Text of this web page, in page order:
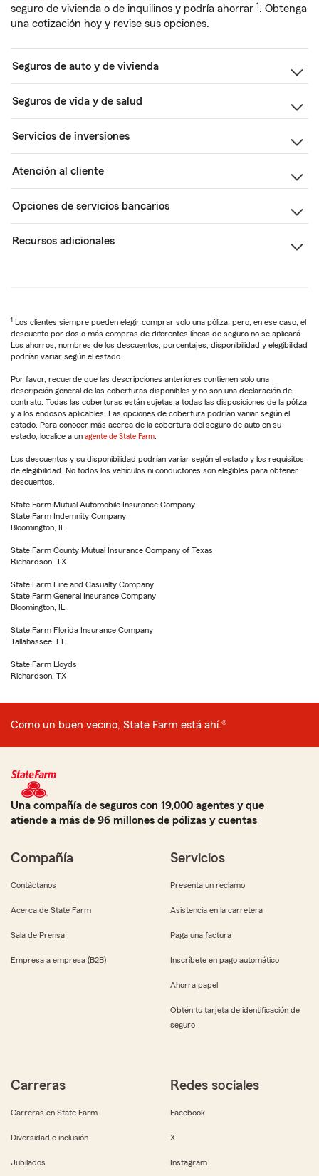
seguro de vivienda o de inquilinos y podría ahorrar 1. Obtenga
una cotización hoy y revise sus opciones.
Seguros de auto y de vivienda
Seguros de vida y de salud
Servicios de inversiones
Atención al cliente
Opciones de servicios bancarios
Recursos adicionales
1 Los clientes siempre pueden elegir comprar solo una póliza, pero, en ese caso, el
descuento por dos o más compras de diferentes líneas de seguro no se aplicará.
Los ahorros, nombres de los descuentos, porcentajes, disponibilidad y elegibilidad
podrían variar según el estado.
Por favor, recuerde que las descripciones anteriores contienen solo una
descripción general de las coberturas disponibles y no son una declaración de
contrato. Todas las coberturas están sujetas a todas las disposiciones de la póliza
y a los endosos aplicables. Las opciones de cobertura podrían variar según el
estado. Para conocer más acerca de la cobertura del seguro de auto en su
estado, localice a un agente de State Farm
Los descuentos y su disponibilidad podrían variar según el estado y los requisitos
de elegibilidad. No todos los vehículos ni conductores son elegibles para obtener
descuentos.
State Farm Mutual Automobile Insurance Company
State Farm Indemnity Company
Bloomington, IL
State Farm County Mutual Insurance Company of Texas
Richardson, TX
State Farm Fire and Casualty Company
State Farm General Insurance Company
Bloomington, IL
State Farm Florida Insurance Company
Tallahassee, FL
State Farm Lloyds
Richardson, TX
Como un buen vecino, State Farm está ahí.®
Una compañía de seguros con 19,000 agentes y que
atiende a más de 96 millones de pólizas y cuentas
Compañía
Contáctanos
Acerca de State Farm
Sala de Prensa
Empresa a empresa (B2B)
Servicios
Presenta un reclamo
Asistencia en la carretera
Paga una factura
Inscríbete en pago automático
Ahorra papel
Obtén tu tarjeta de identificación de
seguro
Carreras
Carreras en State Farm
Diversidad e inclusión
Jubilados
Redes sociales
Facebook
X
Instagram